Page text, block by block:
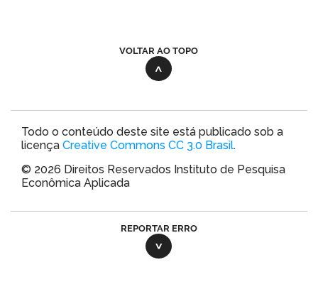
VOLTAR AO TOPO
Todo o conteúdo deste site está publicado sob a
licença Creative Commons CC 3.0 Brasil.
© 2026 Direitos Reservados Instituto de Pesquisa
Econômica Aplicada
REPORTAR ERRO